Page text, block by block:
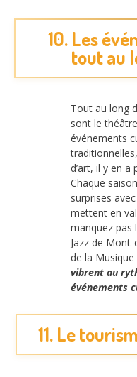
10. Les
tout au
Tout au long
sont le
événements
d’art, il y en
Chaque
surprises
mettent en
manquez pas
Jazz de
de la Musique
vibrent au
événements
11. Le